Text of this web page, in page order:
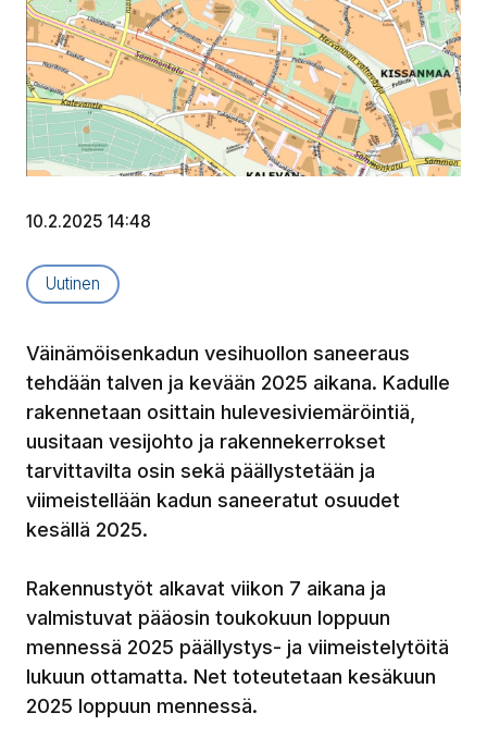
10.2.2025 14:48
Artikkelityyppi:
Uutinen
Väinämöisenkadun vesihuollon saneeraus
tehdään talven ja kevään 2025 aikana. Kadulle
rakennetaan osittain hulevesiviemäröintiä,
uusitaan vesijohto ja rakennekerrokset
tarvittavilta osin sekä päällystetään ja
viimeistellään kadun saneeratut osuudet
kesällä 2025.
Rakennustyöt alkavat viikon 7 aikana ja
valmistuvat pääosin toukokuun loppuun
mennessä 2025 päällystys- ja viimeistelytöitä
lukuun ottamatta. Net toteutetaan kesäkuun
2025 loppuun mennessä.